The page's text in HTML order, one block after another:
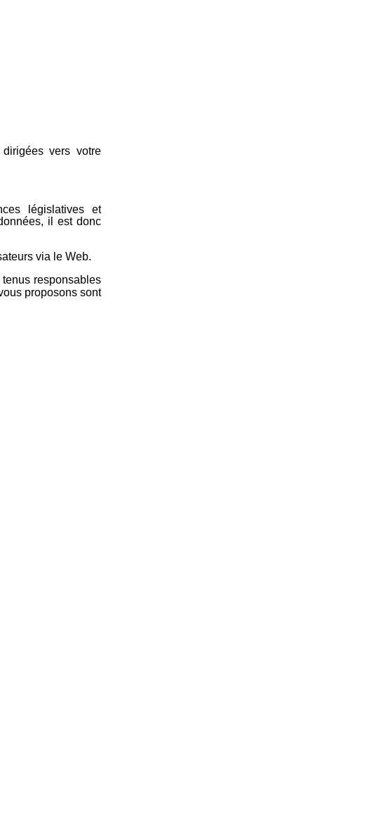
vers votre
législatives et
il est donc
via le Web.
responsables
proposons sont